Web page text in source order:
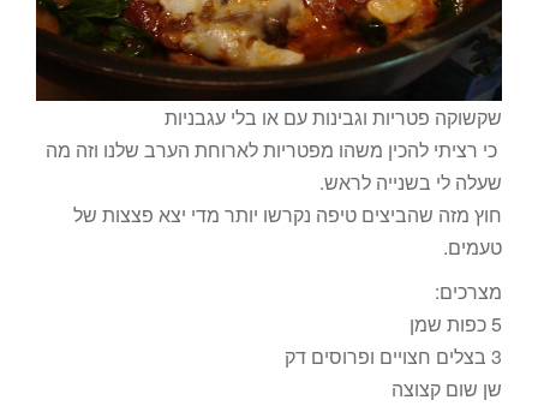
שקשוקה פטריות וגבינות עם או בלי עגבניות
כי רציתי להכין משהו מפטריות לארוחת הערב שלנו וזה מה
שעלה לי בשנייה לראש.
חוץ מזה שהביצים טיפה נקרשו יותר מדי יצא פצצות של
טעמים.
מצרכים:
5 כפות שמן
3 בצלים חצויים ופרוסים דק
שן שום קצוצה